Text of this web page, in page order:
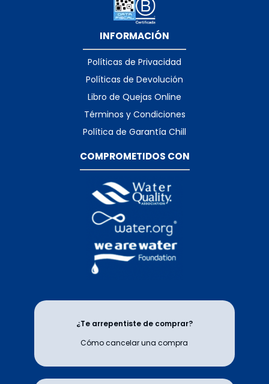
INFORMACIÓN
Políticas de Privacidad
Políticas de Devolución
Libro de Quejas Online
Términos y Condiciones
Política de Garantía Chill
COMPROMETIDOS CON
¿Te arrepentiste de comprar?
Cómo cancelar una compra